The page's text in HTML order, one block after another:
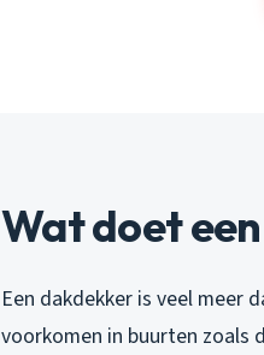
Wat doet
Een dakdekker is veel meer
voorkomen in buurten zoals